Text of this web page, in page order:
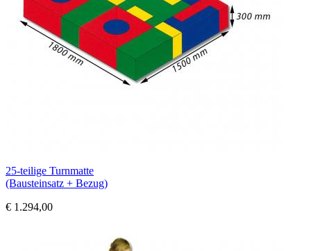
25-teilige Turnmatte
(Bausteinsatz + Bezug)
€ 1.294,00